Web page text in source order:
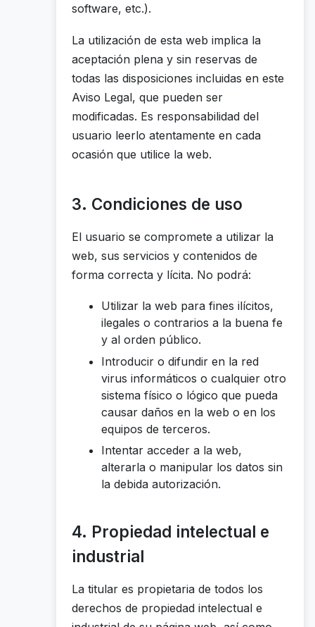
software, etc.).
La utilización de esta web implica la
aceptación plena y sin reservas de
todas las disposiciones incluidas en este
Aviso Legal, que pueden ser
modificadas. Es responsabilidad del
usuario leerlo atentamente en cada
ocasión que utilice la web.
3. Condiciones de uso
El usuario se compromete a utilizar la
web, sus servicios y contenidos de
forma correcta y lícita. No podrá:
Utilizar la web para fines ilícitos,
ilegales o contrarios a la buena fe
y al orden público.
Introducir o difundir en la red
virus informáticos o cualquier otro
sistema físico o lógico que pueda
causar daños en la web o en los
equipos de terceros.
Intentar acceder a la web,
alterarla o manipular los datos sin
la debida autorización.
4. Propiedad intelectual e
industrial
La titular es propietaria de todos los
derechos de propiedad intelectual e